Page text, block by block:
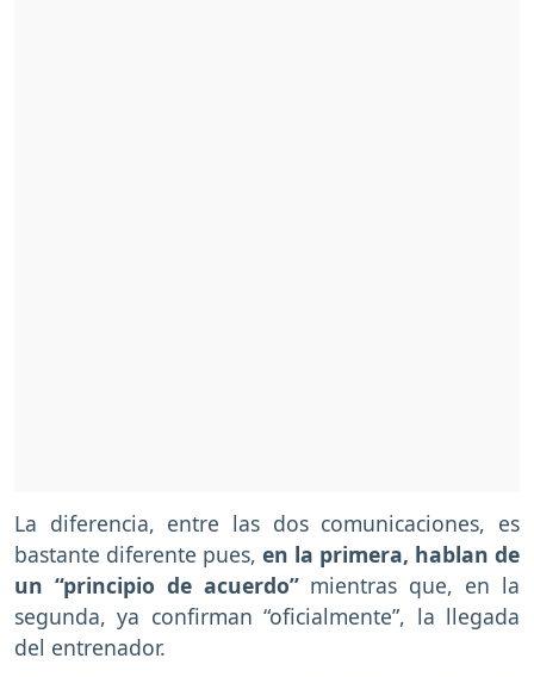
La diferencia, entre las dos comunicaciones, es
bastante diferente pues, en la primera, hablan de
un “principio de acuerdo”mientras que, en la
segunda, ya confirman “oficialmente”, la llegada
del entrenador.